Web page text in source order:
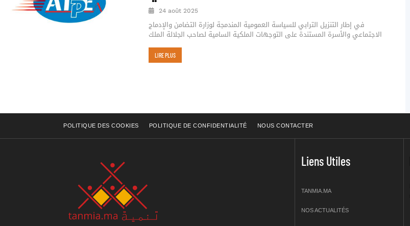
24 août 2025
في إطار التنزيل الترابي للسياسة العمومية المندمجة لوزارة التضامن والإدماج
الاجتماعي والأسرة المستندة على التوجهات الملكية السامية لصاحب الجلالة الملك
LIRE PLUS
POLITIQUE DES COOKIES POLITIQUE DE CONFIDENTIALITÉ NOUS CONTACTER
Liens Utiles
TANMIA.MA
NOS ACTUALITÉS